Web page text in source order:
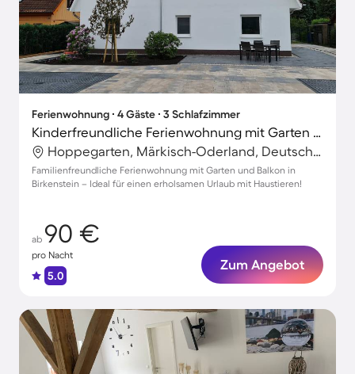
Ferienwohnung ∙ 4 Gäste ∙ 3 Schlafzimmer
Kinderfreundliche Ferienwohnung mit Garten | Perfekt für die Arbeit von Zuhause | Haustiere sind willkommen
Hoppegarten, Märkisch-Oderland, Deutschland
Familienfreundliche Ferienwohnung mit Garten und Balkon in
Birkenstein – Ideal für einen erholsamen Urlaub mit Haustieren!
ab 90 €
pro Nacht
5.0
Zum Angebot